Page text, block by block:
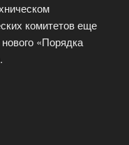
комитетов еще
«Порядка